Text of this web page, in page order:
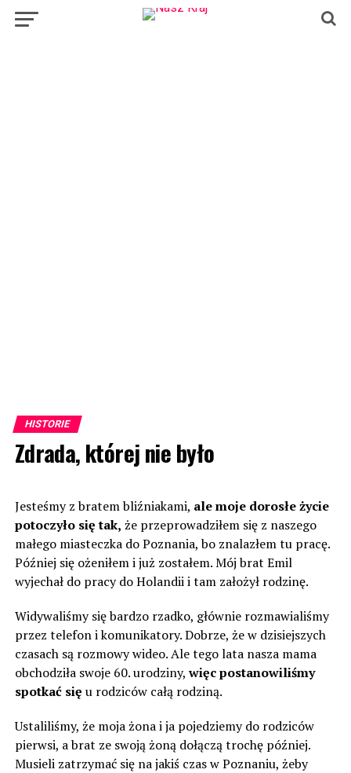
HISTORIE
Zdrada, której nie było
Jesteśmy z bratem bliźniakami, ale moje dorosłe życie
potoczyło się tak, że przeprowadziłem się z naszego
małego miasteczka do Poznania, bo znalazłem tu pracę.
Później się ożeniłem i już zostałem. Mój brat Emil
wyjechał do pracy do Holandii i tam założył rodzinę.
Widywaliśmy się bardzo rzadko, głównie rozmawialiśmy
przez telefon i komunikatory. Dobrze, że w dzisiejszych
czasach są rozmowy wideo. Ale tego lata nasza mama
obchodziła swoje 60. urodziny,więc postanowiliśmy
spotkać się u rodziców całą rodziną.
Ustaliliśmy, że moja żona i ja pojedziemy do rodziców
pierwsi, a brat ze swoją żoną dołączą trochę później.
Musieli zatrzymać się na jakiś czas w Poznaniu, żeby